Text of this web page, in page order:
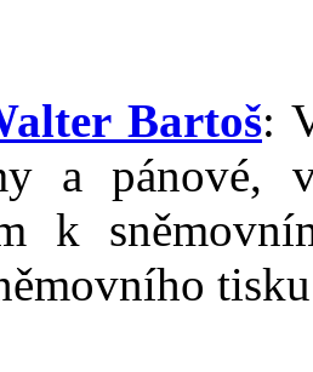
Bartoš:
a pánové,
k